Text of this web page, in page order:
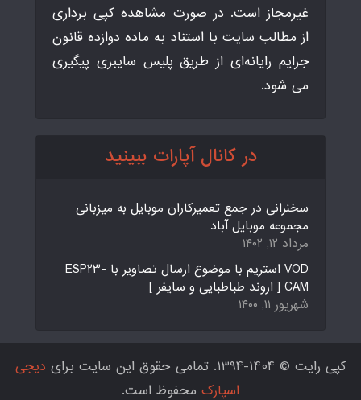
غیرمجاز است. در صورت مشاهده کپی برداری
از مطالب سایت با استناد به ماده دوازده قانون
جرایم رایانه‌ای از طریق پلیس سایبری پیگیری
می شود.
در کانال آپارات ببینید
سخنرانی در جمع تعمیرکاران موبایل به میزبانی
مجموعه موبایل آباد
مرداد ۱۲, ۱۴۰۲
VOD استریم با موضوع ارسال تصاویر با ESP23-
CAM [ اروند طباطبایی و سایفر ]
شهریور ۱۱, ۱۴۰۰
کپی رایت © 1404-1394. تمامی حقوق این سایت برای
دیجی
اسپارک محفوظ است.